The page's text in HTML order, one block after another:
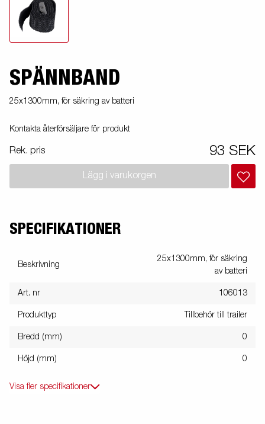
SPÄNNBAND
25x1300mm, för säkring av batteri
Kontakta återförsäljare för produkt
Rek. pris 93 SEK
Lägg i varukorgen
SPECIFIKATIONER
Beskrivning
25x1300mm, för säkring
av batteri
Art. nr 106013
Produkttyp Tillbehör till trailer
Bredd (mm) 0
Höjd (mm) 0
Visa fler specifikationer